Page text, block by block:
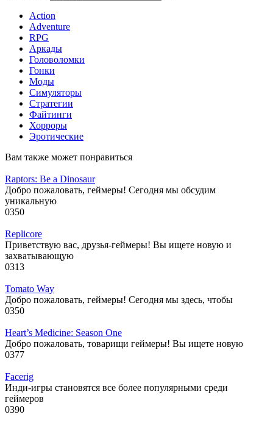
Action
Adventure
RPG
Аркады
Головоломки
Гонки
Моды
Симуляторы
Стратегии
Файтинги
Хорроры
Эротические
Вам также может понравиться
Raptors: Be a Dinosaur
Добро пожаловать, геймеры! Сегодня мы обсудим
уникальную
0350
Replicore
Приветствую вас, друзья-геймеры! Вы ищете новую и
захватывающую
0313
Tomato Way
Добро пожаловать, геймеры! Сегодня мы здесь, чтобы
0350
Heart’s Medicine: Season One
Добро пожаловать, товарищи геймеры! Вы ищете новую
0377
Facerig
Инди-игры становятся все более популярными среди
геймеров
0390